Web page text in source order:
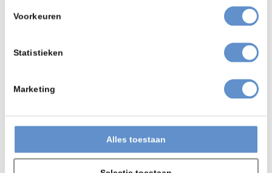
Voorkeuren
Statistieken
Marketing
Alles toestaan
Vapormatt Sump
Product bekijken